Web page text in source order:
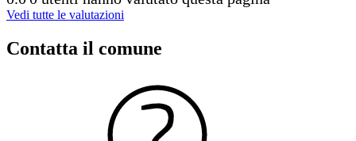
Vedi tutte le valutazioni
Contatta il comune